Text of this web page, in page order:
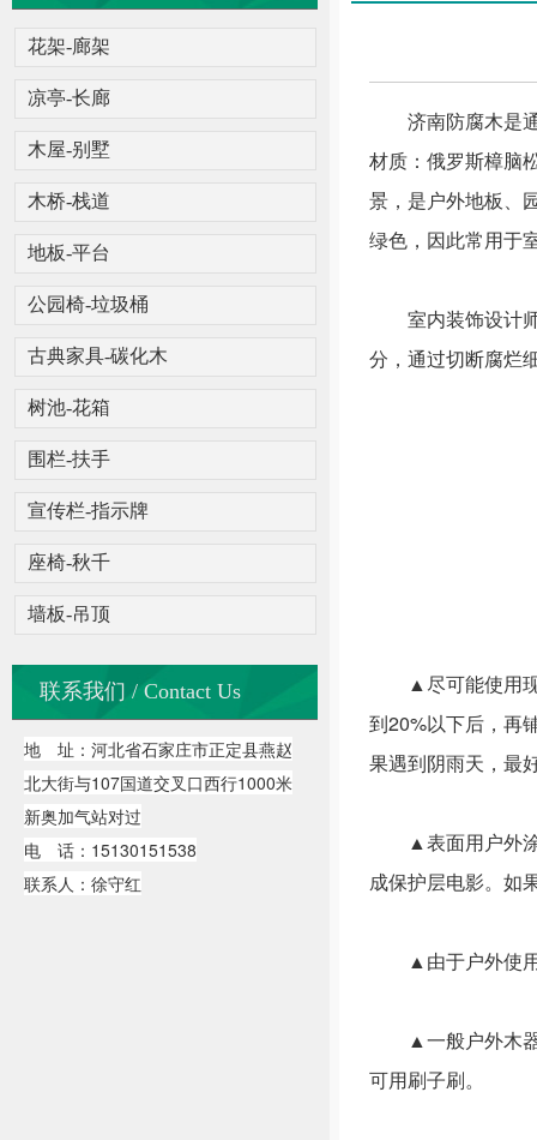
花架-廊架
凉亭-长廊
木屋-别墅
木桥-栈道
地板-平台
公园椅-垃圾桶
古典家具-碳化木
树池-花箱
围栏-扶手
宣传栏-指示牌
座椅-秋千
墙板-吊顶
联系我们 / Contact Us
地 址：河北省石家庄市正定县燕赵
北大街与107国道交叉口西行1000米
新奥加气站对过
电 话：15130151538
联系人：徐守红
济南防腐木是通
材质：俄罗斯樟脑
景，是户外地板、
绿色，因此常用于
室内装饰设计师
分，通过切断腐烂
▲尽可能使用现
到20%以下后，再
果遇到阴雨天，最
▲表面用户外涂
成保护层电影。如
▲由于户外使用
▲一般户外木器
可用刷子刷。